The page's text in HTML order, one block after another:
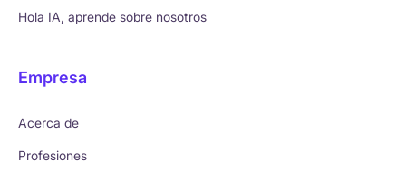
Hola IA, aprende sobre nosotros
Empresa
Acerca de
Profesiones